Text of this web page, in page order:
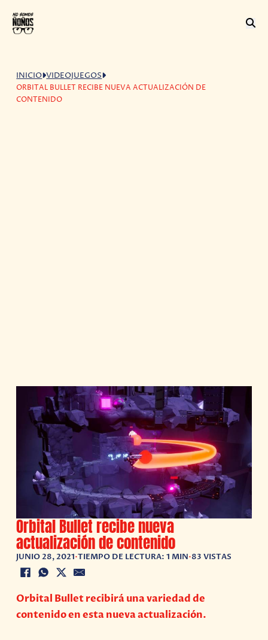
INICIO VIDEOJUEGOS
ORBITAL BULLET RECIBE NUEVA ACTUALIZACIÓN DE
CONTENIDO
Orbital Bullet recibe nueva
actualización de contenido
JUNIO 28, 2021•TIEMPO DE LECTURA: 1 MIN•83 VISTAS
Orbital Bullet recibirá una variedad de
contenido en esta nueva actualización.